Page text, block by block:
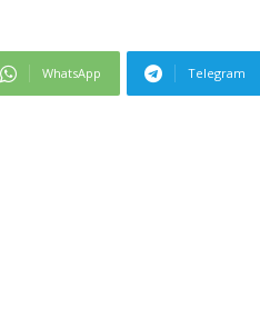
WhatsApp Telegram